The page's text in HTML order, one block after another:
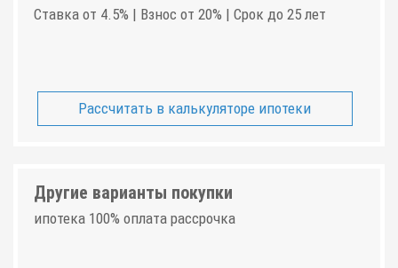
Ставка от 4.5% | Взнос от 20% | Срок до 25 лет
Рассчитать в калькуляторе ипотеки
Другие варианты покупки
ипотека 100% оплата рассрочка